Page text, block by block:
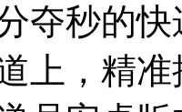
夺秒的
上，精